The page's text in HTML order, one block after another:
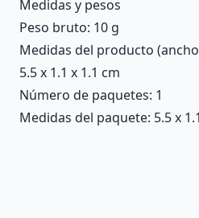
Medidas y pesos
Peso bruto: 10 g
Medidas del producto
5.5 x 1.1 x 1.1 cm
Número de paquetes: 1
Medidas del paquete: 5.5 x